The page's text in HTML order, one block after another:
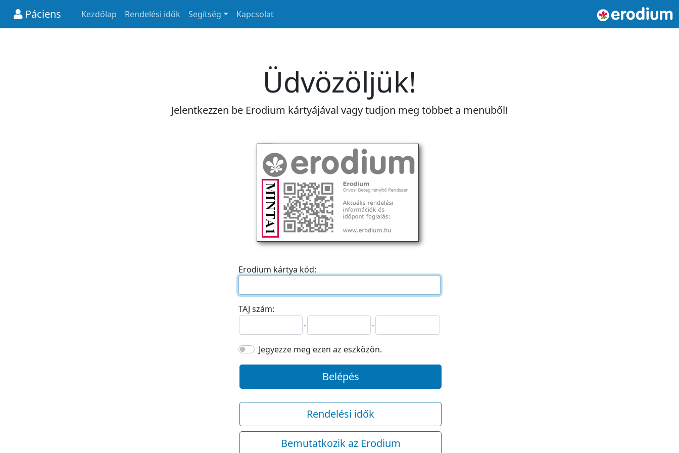
Páciens Kezdőlap Rendelési idők Segítség Kapcsolat
Üdvözöljük!
Jelentkezzen be Erodium kártyájával vagy tudjon meg többet a menüből!
Erodium kártya kód:
TAJ szám:
-
-
Jegyezze meg ezen az eszközön.
Belépés
Rendelési idők
Bemutatkozik az Erodium